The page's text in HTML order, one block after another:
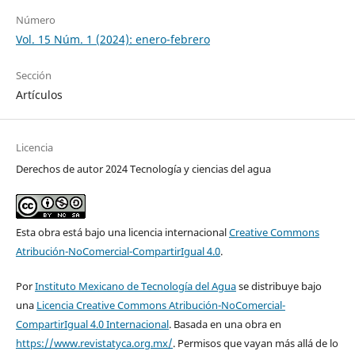
Número
Vol. 15 Núm. 1 (2024): enero-febrero
Sección
Artículos
Licencia
Derechos de autor 2024 Tecnología y ciencias del agua
Esta obra está bajo una licencia internacionalCreative Commons
Atribución-NoComercial-CompartirIgual 4.0.
PorInstituto Mexicano de Tecnología del Aguase distribuye bajo
una Licencia Creative Commons Atribución-NoComercial-
CompartirIgual 4.0 Internacional. Basada en una obra en
https://www.revistatyca.org.mx/. Permisos que vayan más allá de lo